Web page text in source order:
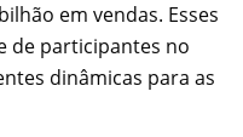
em vendas. Esses
de participantes no
dinâmicas para as